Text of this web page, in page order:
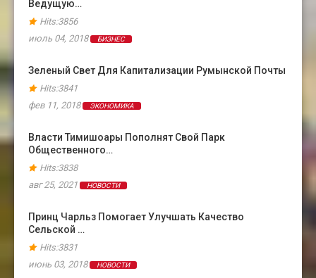
Ведущую…
Hits:3856
июль 04, 2018
БИЗНЕС
Зеленый Свет Для Капитализации Румынской Почты
Hits:3841
фев 11, 2018
ЭКОНОМИКА
Власти Тимишоары Пополнят Свой Парк
Общественного…
Hits:3838
авг 25, 2021
НОВОСТИ
Принц Чарльз Помогает Улучшать Качество
Сельской …
Hits:3831
июнь 03, 2018
НОВОСТИ